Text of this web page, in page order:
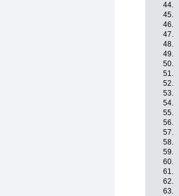
44.
45.
46.
47.
48.
49.
50.
51.
52.
53.
54.
55.
56.
57.
58.
59.
60.
61.
62.
63.